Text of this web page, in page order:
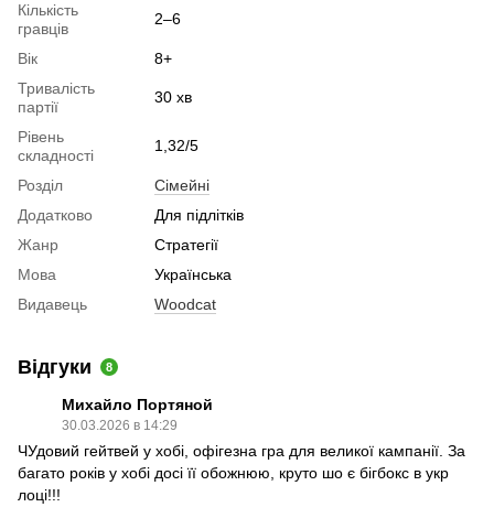
Кількість
гравців
2–6
Вік
8+
Тривалість
партії
30 хв
Рівень
складності
1,32/5
Розділ
Cімейні
Додатково
Для підлітків
Жанр
Стратегії
Мова
Українська
Видавець
Woodcat
Відгуки 8
Михайло Портяной
30.03.2026 в 14:29
ЧУдовий гейтвей у хобі, офігезна гра для великої кампанії. За
багато років у хобі досі її обожнюю, круто шо є бігбокс в укр
лоці!!!